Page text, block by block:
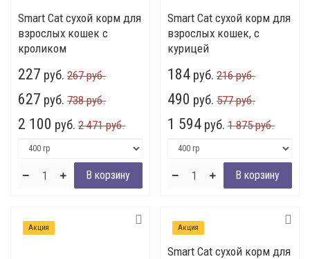
Smart Cat сухой корм для
взрослых кошек с
кроликом
227 руб. 267 руб.
627 руб. 738 руб.
2 100 руб. 2 471 руб.
Smart Cat сухой корм для
взрослых кошек, с
курицей
184 руб. 216 руб.
490 руб. 577 руб.
1 594 руб. 1 875 руб.
Акция Акция
Smart Cat сухой корм для